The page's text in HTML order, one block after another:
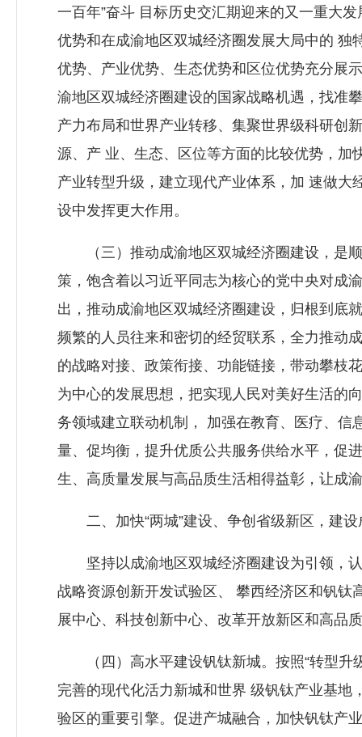
一百年”奋斗 目标历史交汇期迎来的又一重大
优势和在成渝地区双城经济圈发展大局中的
优势、产业优势、生态优势和区位优势充分展
渝地区双城经济圈建设的国家战略机遇，找准
产力布局和世界产业转移、集聚世界级科研创
源、产 业、生态、区位等方面的比较优势，
产业转型升级，建立现代产业体系，加 速做
设中发挥更大作用。
（三）推动成渝地区双城经济圈建设，是顺
策，饱含着以习近平同志为核心的党中央对成
出，推动成渝地区双城经济圈建设，归根到底
频繁的人员往来和密切的经贸联系，全力推动
的战略对接、政策衔接、功能链接，带动攀枝
为中心的发展思想，把实现人民对美好生活的
务领域建立联动机制， 加强在教育、医疗、
量、促均衡，提升优质公共服务供给水平，促
生、高质量发展与高品质生活相得益彰，让成
二、加快“两城”建设、争创省级新区，建设
坚持以成渝地区双城经济圈建设为引领，认
战略资源创新开发试验区、 攀西经济区和钒
展中心、科技创新中心、改革开放新区和高品
（四）高水平建设钒钛新城。按照“转型升
完善的现代化活力新城和世界 级钒钛产业基
验区的重要引擎。促进产城融合，加快钒钛产